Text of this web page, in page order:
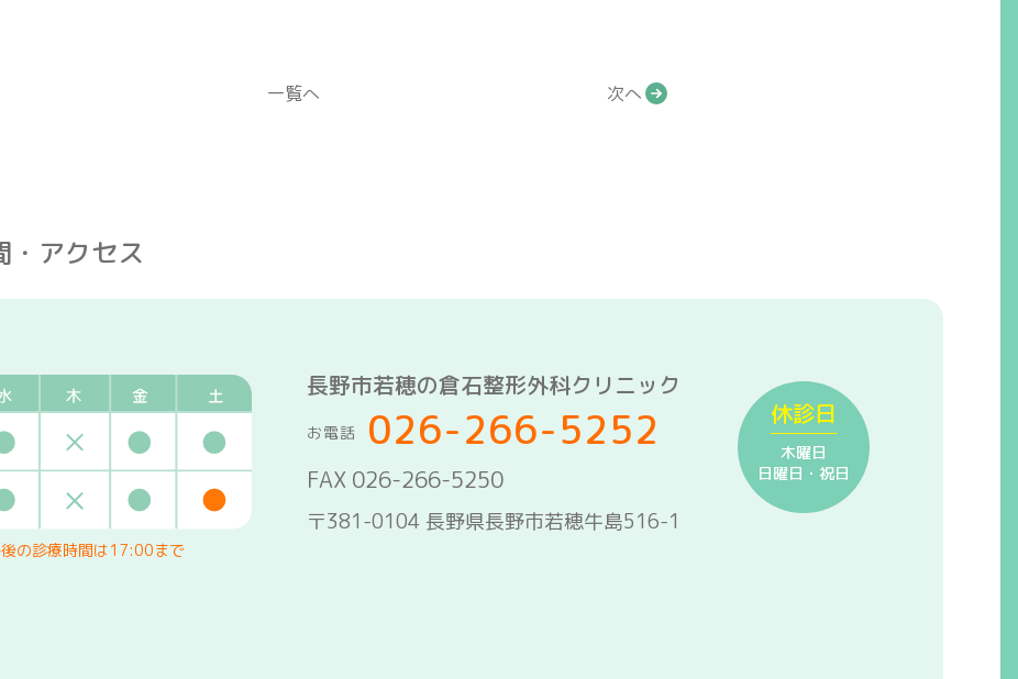
一覧へ 次へ
・アクセス
の診療時間は17:00まで
長野市若穂の倉石整形外科クリニック
お電話 026-266-5252
FAX 026-266-5250
〒381-0104 長野県長野市若穂牛島516-1
休診日
木曜日
日曜日・祝日